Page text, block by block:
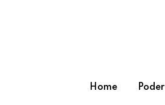
Home Poder